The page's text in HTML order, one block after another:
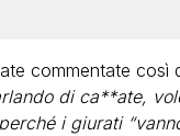
commentate così
di ca**ate,
i giurati